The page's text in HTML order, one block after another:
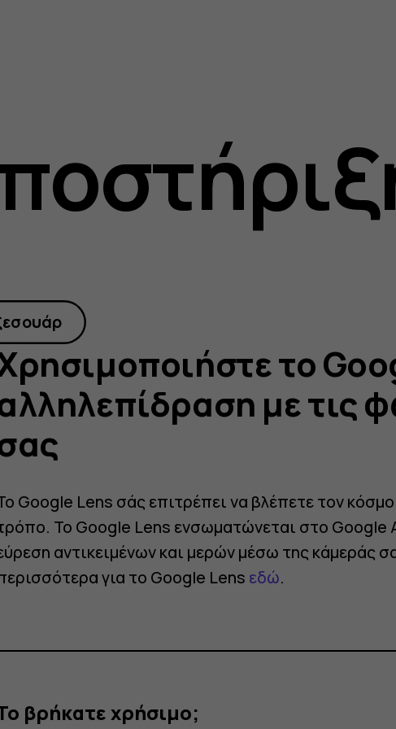
το
με τις
Google Lens σάς επιτρέπει να βλέπετε τον
Το Google Lens ενσωματώνεται στο Google
αντικειμένων και μερών μέσω της κάμεράς
για το Google Lens εδώ.
βρήκατε χρήσιμο;